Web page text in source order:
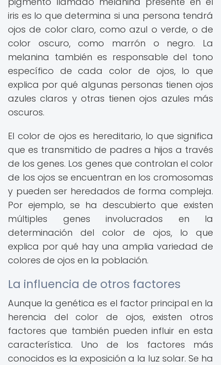
iris es lo que determina si una persona tendrá
ojos de color claro, como azul o verde, o de
color oscuro, como marrón o negro. La
melanina también es responsable del tono
específico de cada color de ojos, lo que
explica por qué algunas personas tienen ojos
azules claros y otras tienen ojos azules más
oscuros.
El color de ojos es hereditario, lo que significa
que es transmitido de padres a hijos a través
de los genes. Los genes que controlan el color
de los ojos se encuentran en los cromosomas
y pueden ser heredados de forma compleja.
Por ejemplo, se ha descubierto que existen
múltiples genes involucrados en la
determinación del color de ojos, lo que
explica por qué hay una amplia variedad de
colores de ojos en la población.
La influencia de otros factores
Aunque la genética es el factor principal en la
herencia del color de ojos, existen otros
factores que también pueden influir en esta
característica. Uno de los factores más
conocidos es la exposición a la luz solar. Se ha